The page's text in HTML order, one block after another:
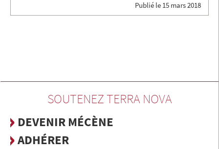
Publié le 15 mars 2018
SOUTENEZ TERRA NOVA
DEVENIR MÉCÈNE
ADHÉRER